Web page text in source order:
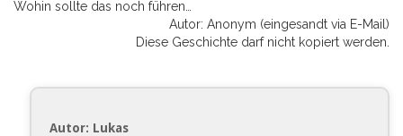
Wohin sollte das noch führen…
Autor: Anonym (eingesandt via E-Mail)
Diese Geschichte darf nicht kopiert werden.
Autor: Lukas